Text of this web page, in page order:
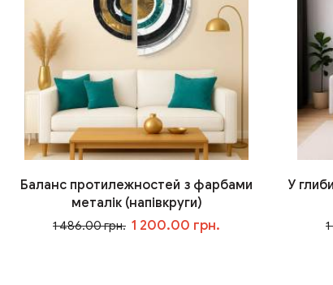
Баланс протилежностей з фарбами
металік (напівкруги)
1 486.00 грн. 1 200.00 грн.
У